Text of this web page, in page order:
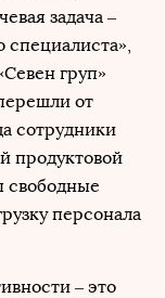
задача –
специалиста»,
груп»
от
сотрудники
продуктовой
свободные
персонала
– это